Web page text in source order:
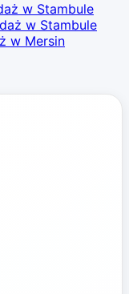
w Stambule
w Stambule
w Mersin